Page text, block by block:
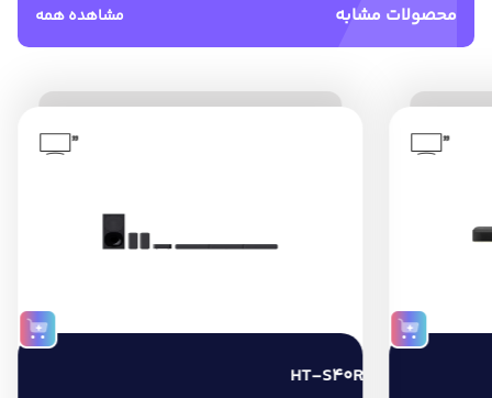
محصولات مشابه مشاهده همه
”
”
HT-S40R